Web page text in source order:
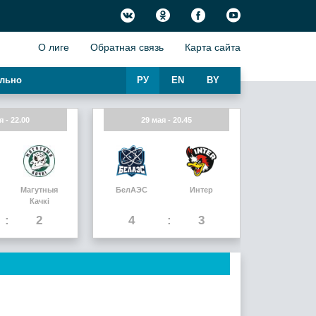
О лиге Обратная связь Карта сайта
BY
EN
РУ
- 22.00
Магутныя
Качкi
2
29 мая - 20.45
БелАЭС
4
Интер
3